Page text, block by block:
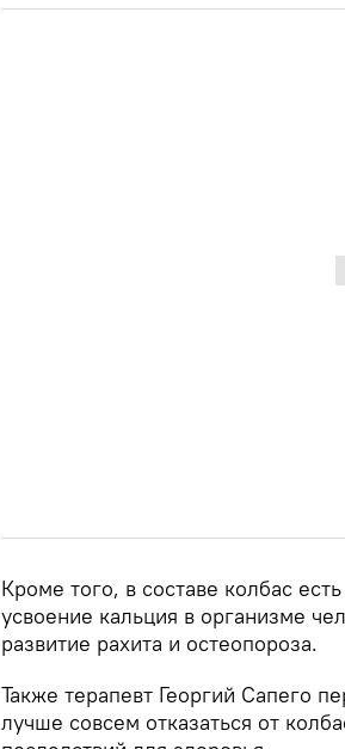
Кроме того, в составе колбас
усвоение кальция в организме
развитие рахита и остеопороза.
Также терапевт Георгий Сапего
лучше совсем отказаться от